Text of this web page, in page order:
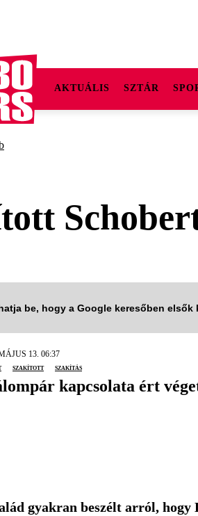
AKTUÁLIS SZTÁR
be, hogy a Google keresőben elsők
13. 06:37
szakított szakítás
kapcsolata ért
gyakran beszélt arról, hogy